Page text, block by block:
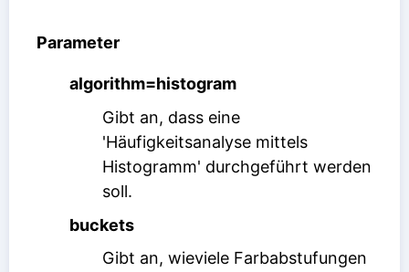
Parameter
algorithm=histogram
Gibt an, dass eine
'Häufigkeitsanalyse mittels
Histogramm' durchgeführt werden
soll.
buckets
Gibt an, wieviele Farbabstufungen